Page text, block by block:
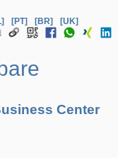
[PT] [BR]
[UK]
Center